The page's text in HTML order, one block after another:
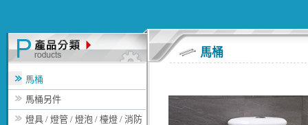
馬桶
馬桶另件
燈具 / 燈管 / 燈泡 / 檯燈 / 消防
馬桶